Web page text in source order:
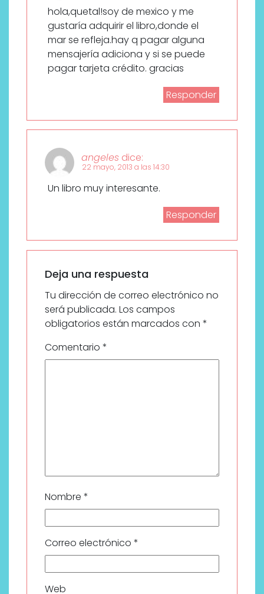
hola,quetal!soy de mexico y me
gustaría adquirir el libro,donde el
mar se refleja.hay q pagar alguna
mensajería adiciona y si se puede
pagar tarjeta crédito. gracias
Responder
angeles dice:
22 mayo, 2013 a las 14:30
Un libro muy interesante.
Responder
Deja una respuesta
Tu dirección de correo electrónico no
será publicada. Los campos
obligatorios están marcados con *
Comentario *
Nombre *
Correo electrónico *
Web